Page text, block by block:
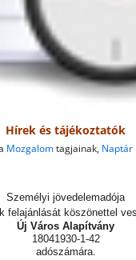
Hírek és tájékoztatók
Mozgalomtagjainak, Naptár
Személyi jövedelemadója
felajánlását köszönettel
Új Város Alapítvány
18041930-1-42
adószámára.